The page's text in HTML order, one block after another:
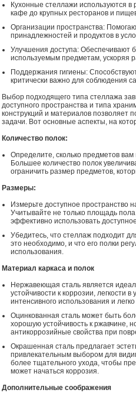
Кухонные стеллажи используются
кафе до крупных ресторанов и
Организации пространства:
принадлежностей и продуктов в
Улучшения доступа: Обеспечивают
используемым предметам, ускоряя
Поддержания гигиены:
критически важно для соблюдения
Выбор подходящего типа стеллажа
доступного пространства и типа
конструкций и материалов
задачи. Вот основные аспекты, на
Количество полок:
Определите, сколько предметов
Большее количество полок
ограничить размер предметов,
Размеры:
Измерьте доступное пространство
Учитывайте не только площадь
эффективно использовать
Убедитесь, что стеллаж подходит
это необходимо, и что его полки
использования.
Материал каркаса и полок
Нержавеющая сталь является
устойчивости к коррозии, легкости
интенсивного использования и
Оцинкованная сталь может быть
хорошую устойчивость к ржавчине,
антикоррозийные свойства при
Окрашенная сталь предлагает
привлекательным выбором для
более тщательного ухода, чтобы
может начаться коррозия.
Дополнительные соображения